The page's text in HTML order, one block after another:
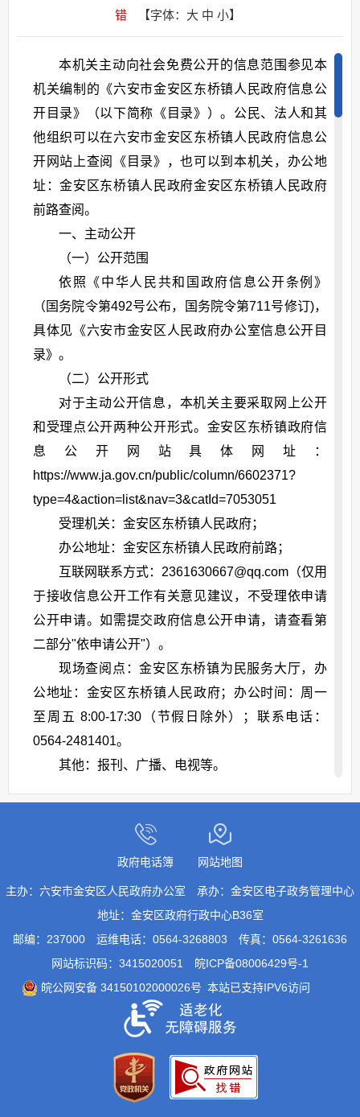
错
【字体： 大 中 小】
本机关主动向社会免费公开的信息范围参见本
机关编制的《六安市金安区东桥镇人民政府信息公
开目录》（以下简称《目录》）。公民、法人和其
他组织可以在六安市金安区东桥镇人民政府信息公
开网站上查阅《目录》，也可以到本机关，办公地
址：金安区东桥镇人民政府金安区东桥镇人民政府
前路查阅。
一、主动公开
（一）公开范围
依照《中华人民共和国政府信息公开条例》
（国务院令第492号公布，国务院令第711号修订)，
具体见《六安市金安区人民政府办公室信息公开目
录》。
（二）公开形式
对于主动公开信息，本机关主要采取网上公开
和受理点公开两种公开形式。金安区东桥镇政府信
息公开网站具体网址：
https://www.ja.gov.cn/public/column/6602371?
type=4&action=list&nav=3&catId=7053051
受理机关：金安区东桥镇人民政府；
办公地址：金安区东桥镇人民政府前路；
互联网联系方式：2361630667@qq.com（仅用
于接收信息公开工作有关意见建议，不受理依申请
公开申请。如需提交政府信息公开申请，请查看第
二部分"依申请公开"）。
现场查阅点：金安区东桥镇为民服务大厅，办
公地址：金安区东桥镇人民政府；办公时间：周一
至周五 8:00-17:30（节假日除外）；联系电话：
0564-2481401。
其他：报刊、广播、电视等。
形成或者变更之日起20个工作日内及时公开。法
律、法规对政府信息公开的期限另有规定的，从其
规定。
二、依申请公开
公民、法人或者其他组织（以下简称申请人）
可申请六安市金安区东桥镇人民政府或六安市金安
区东桥镇人民政府办公室主动公开以外的政府信
息。本机关在公开政府信息前，将依照《中华人民
共和国保守国家秘密法》以及其他法律、法规和国
家有关规定对拟公开的政府信息进行审查。
（一）受理机构
受理机构：六安市金安区东桥镇党政办；办公
政府电话簿 网站地图
主办：六安市金安区人民政府办公室
承办：金安区电子政务管理中心
地址：金安区政府行政中心B36室
邮编：237000
运维电话：0564-3268803
传真：0564-3261636
网站标识码：3415020051
皖ICP备08006429号-1
皖公网安备 34150102000026号 本站已支持IPV6访问